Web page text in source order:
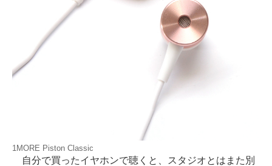
1MORE Piston Classic
自分で買ったイヤホンで聴くと、スタジオとはまた別